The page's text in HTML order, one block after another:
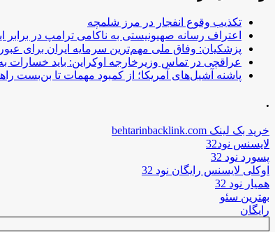
تکذیب وقوع انفجار در مرز شلمچه
اعتراف رسانه صهیونیستی به ناکامی ترامپ در برابر
پزشکیان: وفاق ملی مهم‌ترین سرمایه ایران برای
عراقچی در تماس وزیرخارجه اوکراین: باید خسارات
پاشنه آشیل‌های آمریکا؛ از کمبود مهمات تا بن‌بست
.
خرید بک لینک behtarinbacklink.com
لایسنس نود32
پسورد نود 32
اوکلی لایسنس رایگان نود 32
همیار نود 32
بهترین سئو
رایگان